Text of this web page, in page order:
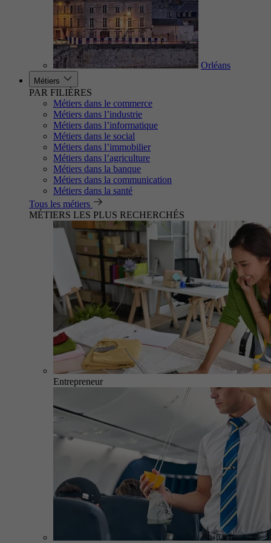
Orléans
Métiers
PAR FILIÈRES
Métiers dans le commerce
Métiers dans l’industrie
Métiers dans l’informatique
Métiers dans le social
Métiers dans l’immobilier
Métiers dans l’agriculture
Métiers dans la banque
Métiers dans la communication
Métiers dans la santé
Tous les métiers
MÉTIERS LES PLUS RECHERCHÉS
Entrepreneur